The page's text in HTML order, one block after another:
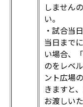
しません
い。
・試合当
当日まで
い場合、
のをレベ
ント広場
きますと
お渡しい